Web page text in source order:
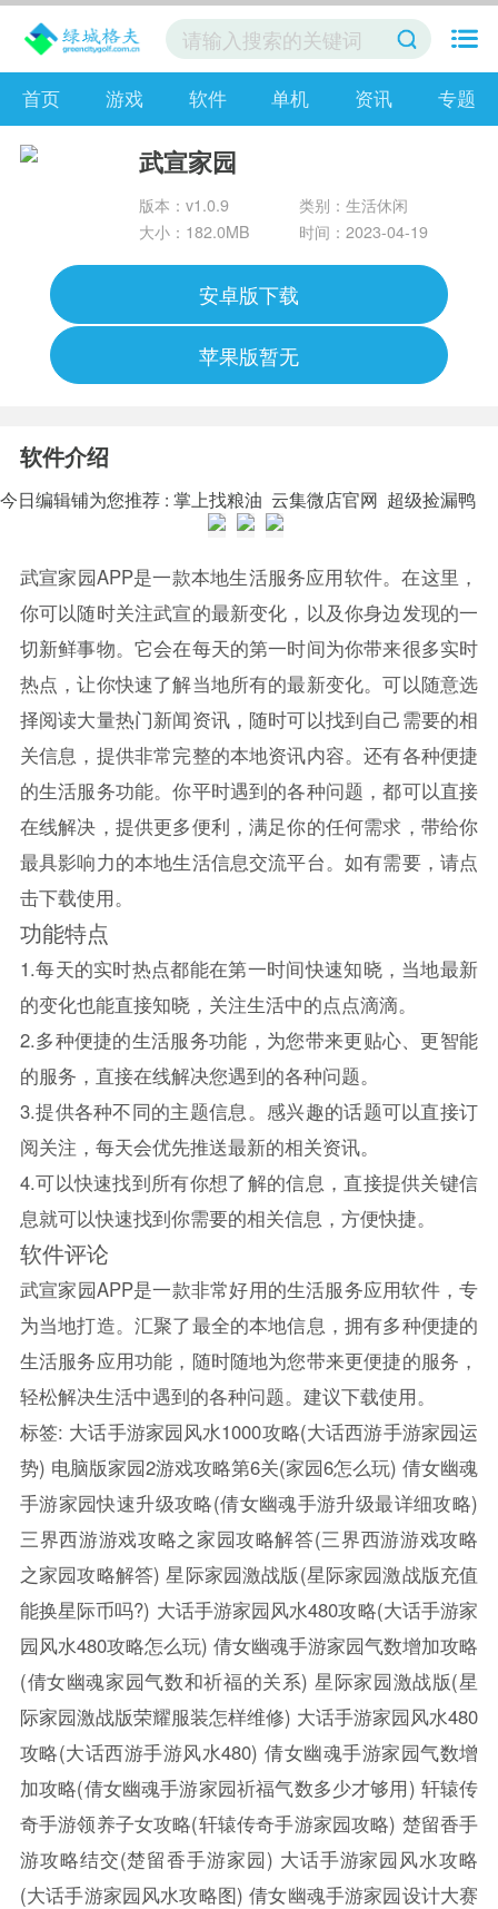
首页 游戏 软件 单机 资讯 专题
武宣家园
版本：v1.0.9
类别：生活休闲
大小：182.0MB
时间：2023-04-19
安卓版下载
苹果版暂无
软件介绍
今日编辑铺为您推荐 : 掌上找粮油 云集微店官网 超级捡漏鸭
武宣家园APP是一款本地生活服务应用软件。在这里，
你可以随时关注武宣的最新变化，以及你身边发现的一
切新鲜事物。它会在每天的第一时间为你带来很多实时
热点，让你快速了解当地所有的最新变化。可以随意选
择阅读大量热门新闻资讯，随时可以找到自己需要的相
关信息，提供非常完整的本地资讯内容。还有各种便捷
的生活服务功能。你平时遇到的各种问题，都可以直接
在线解决，提供更多便利，满足你的任何需求，带给你
最具影响力的本地生活信息交流平台。如有需要，请点
击下载使用。
功能特点
1.每天的实时热点都能在第一时间快速知晓，当地最新
的变化也能直接知晓，关注生活中的点点滴滴。
2.多种便捷的生活服务功能，为您带来更贴心、更智能
的服务，直接在线解决您遇到的各种问题。
3.提供各种不同的主题信息。感兴趣的话题可以直接订
阅关注，每天会优先推送最新的相关资讯。
4.可以快速找到所有你想了解的信息，直接提供关键信
息就可以快速找到你需要的相关信息，方便快捷。
软件评论
武宣家园APP是一款非常好用的生活服务应用软件，专
为当地打造。汇聚了最全的本地信息，拥有多种便捷的
生活服务应用功能，随时随地为您带来更便捷的服务，
轻松解决生活中遇到的各种问题。建议下载使用。
标签: 大话手游家园风水1000攻略(大话西游手游家园运
势) 电脑版家园2游戏攻略第6关(家园6怎么玩) 倩女幽魂
手游家园快速升级攻略(倩女幽魂手游升级最详细攻略)
三界西游游戏攻略之家园攻略解答(三界西游游戏攻略
之家园攻略解答) 星际家园激战版(星际家园激战版充值
能换星际币吗?) 大话手游家园风水480攻略(大话手游家
园风水480攻略怎么玩) 倩女幽魂手游家园气数增加攻略
(倩女幽魂家园气数和祈福的关系) 星际家园激战版(星
际家园激战版荣耀服装怎样维修) 大话手游家园风水480
攻略(大话西游手游风水480) 倩女幽魂手游家园气数增
加攻略(倩女幽魂手游家园祈福气数多少才够用) 轩辕传
奇手游领养子女攻略(轩辕传奇手游家园攻略) 楚留香手
游攻略结交(楚留香手游家园) 大话手游家园风水攻略
(大话手游家园风水攻略图) 倩女幽魂手游家园设计大赛